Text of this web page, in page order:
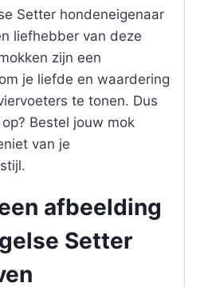
Setter hondeneigenaar
liefhebber van deze
zijn een
je liefde en waardering
te tonen. Dus
Bestel jouw mok
van je
afbeelding
Setter